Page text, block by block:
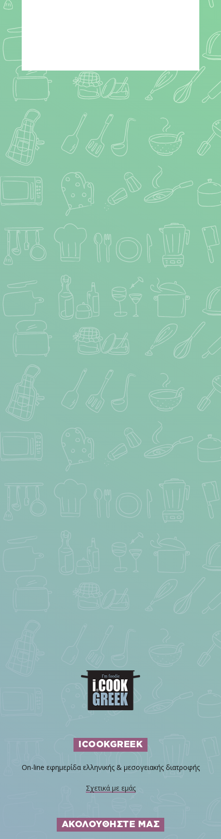
ICOOKGREEK
On-line εφημερίδα ελληνικής & μεσογειακής διατροφής
Σχετικά με εμάς
ΑΚΟΛΟΥΘΗΣΤΕ ΜΑΣ